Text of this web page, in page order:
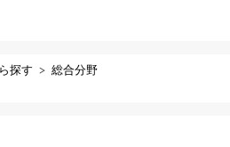
探す 総合分野